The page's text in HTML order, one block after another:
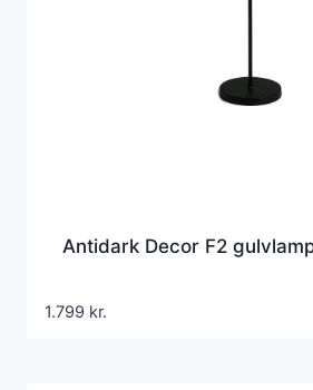
Antidark Decor F2
1.799 kr.